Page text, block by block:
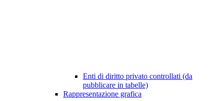
Enti di diritto privato controllati (da
pubblicare in tabelle)
Rappresentazione grafica